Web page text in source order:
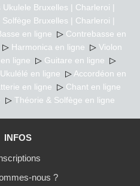
Ukulele Bruxelles | Charleroi |
Solfège Bruxelles | Charleroi |
en ligne ▷ Contrebasse en
▷ Harmonica en ligne ▷ Violon
ligne ▷ Guitare en ligne ▷
Ukulélé en ligne ▷ Accordéon en
en ligne ▷ Chant en ligne
▷ Théorie & Solfège en ligne
INFOS
nous ?